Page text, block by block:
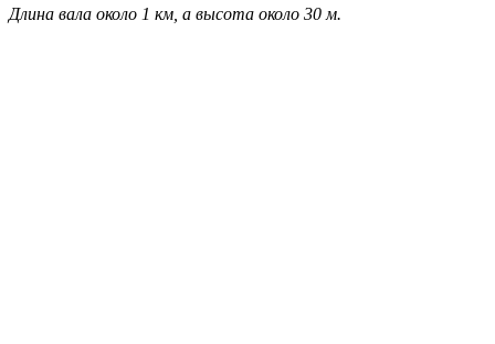
Длина вала около 1 км, а высота около 30 м.